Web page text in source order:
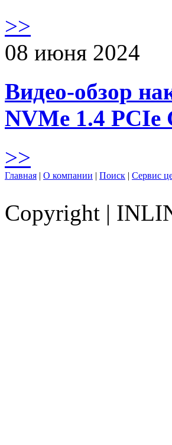
>>
08 июня 2024
Видео-обзор
NVMe 1.4 PCIe
>>
Главная | О компании | Поиск | Сервис
Copyright |